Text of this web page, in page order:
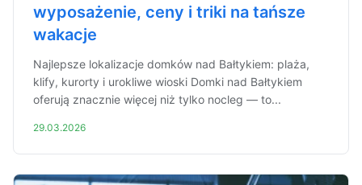
wyposażenie, ceny i triki na tańsze
wakacje
Najlepsze lokalizacje domków nad Bałtykiem: plaża,
klify, kurorty i urokliwe wioski Domki nad Bałtykiem
oferują znacznie więcej niż tylko nocleg — to...
29.03.2026